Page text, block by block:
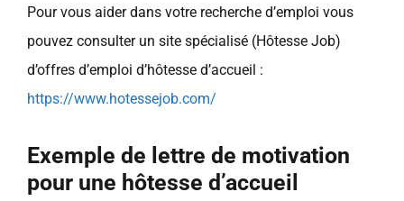
Pour vous aider dans votre recherche d’emploi vous
pouvez consulter un site spécialisé (Hôtesse Job)
d’offres d’emploi d’hôtesse d’accueil :
https://www.hotessejob.com/
Exemple de lettre de motivation
pour une hôtesse d’accueil